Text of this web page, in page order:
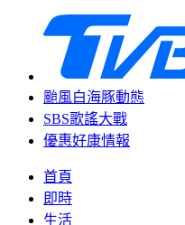
颱風白海豚動態
SBS歌謠大戰
優惠好康情報
首頁
即時
生活